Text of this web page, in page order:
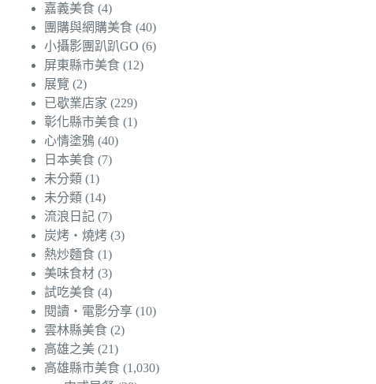
嘉義美食 (4)
團購與網購美食 (40)
小攝影團趴趴GO (6)
屏東縣市美食 (12)
展覽 (2)
已歇業店家 (229)
彰化縣市美食 (1)
心情塗鴉 (40)
日本美食 (7)
未分類 (1)
未分類 (14)
流浪日記 (7)
炭烤‧燒烤 (3)
熱炒麵食 (1)
美味食材 (3)
試吃美食 (4)
閱讀‧電影分享 (10)
雲林縣美食 (2)
高雄之美 (21)
高雄縣市美食 (1,030)